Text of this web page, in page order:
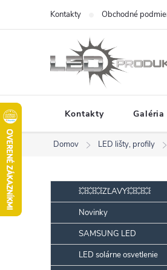
obsah
Kontakty Obchodné
Kontakty Galéria
Domov LED lišty, profily
o
č
n
Preskočiť
kategórie💥💥💥ZĽAVY💥💥💥
Novinky
SAMSUNG LED
LED solárne osvetlenie